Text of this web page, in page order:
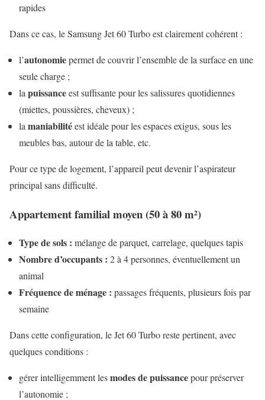
rapides
Dans ce cas, le Samsung Jet 60 Turbo est clairement cohérent :
l’autonomiepermet de couvrir l’ensemble de la surface en une
seule charge ;
la puissanceest suffisante pour les salissures quotidiennes
(miettes, poussières, cheveux) ;
la maniabilitéest idéale pour les espaces exigus, sous les
meubles bas, autour de la table, etc.
Pour ce type de logement, l’appareil peut devenir l’aspirateur
principal sans difficulté.
Appartement familial moyen (50 à 80 m²)
Type de sols : mélange de parquet, carrelage, quelques tapis
Nombre d’occupants : 2 à 4 personnes, éventuellement un
animal
Fréquence de ménage : passages fréquents, plusieurs fois par
semaine
Dans cette configuration, le Jet 60 Turbo reste pertinent, avec
quelques conditions :
gérer intelligemment lesmodes de puissancepour préserver
l’autonomie ;